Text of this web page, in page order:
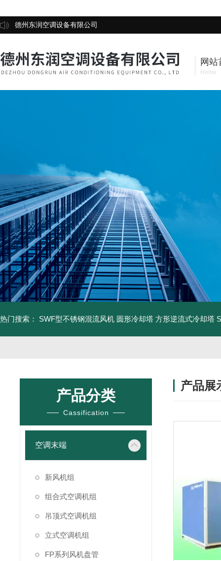
德州东润空调设备有限公司
网站
Home
热门搜索： SWF型不锈钢混流风机 圆形冷却塔 方形逆流式冷却塔
产品分类
Cassification
空调末端
新风机组
组合式空调机组
吊顶式空调机组
立式空调机组
FP系列风机盘管
产品展